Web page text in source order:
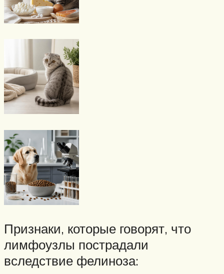
Признаки, которые говорят, что
лимфоузлы пострадали
вследствие фелиноза: